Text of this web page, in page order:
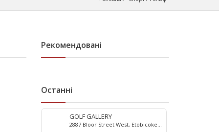
Рекомендовані
Останні
GOLF GALLERY
2887 Bloor Street West, Etobicoke,